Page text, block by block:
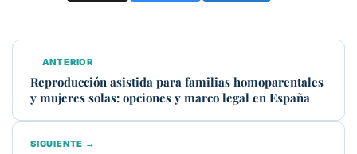
← ANTERIOR
Reproducción asistida para familias homoparentales
y mujeres solas: opciones y marco legal en España
SIGUIENTE →